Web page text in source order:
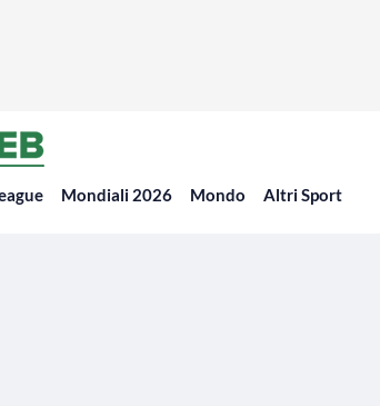
Mondiali 2026 Mondo Altri Sport